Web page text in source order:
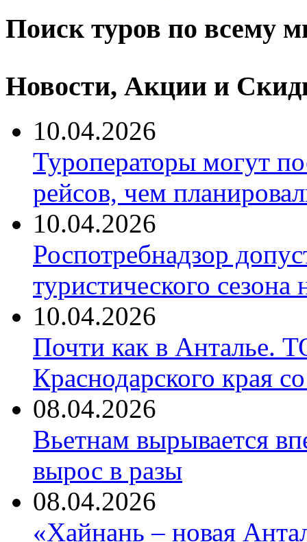
Поиск туров по всему
Новости, Акции и
10.04.2026
Туроператоры могут
рейсов, чем
10.04.2026
Роспотребнадзор
туристического
10.04.2026
Почти как в Анталье.
Краснодарского края
08.04.2026
Вьетнам вырывается
вырос в разы
08.04.2026
«Хайнань – новая